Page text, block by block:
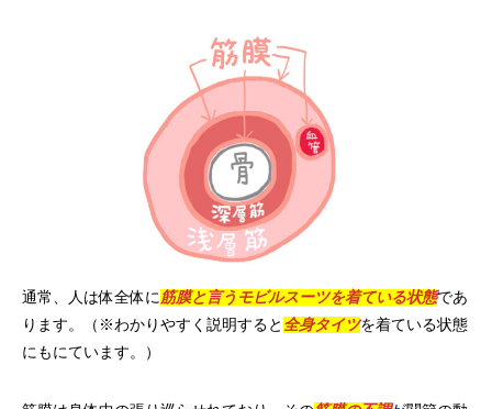
通常、人は体全体に 筋膜と言うモビルスーツを着ている状態であ
ります。（※わかりやすく説明すると 全身タイツを着ている状態
にもにています。）